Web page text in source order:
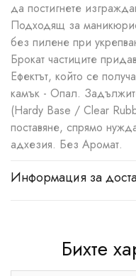
да постигнете
Подходящ за
без пилене при
Брокат частиците
Ефектът, който се
камък - Опал.
(Hardy Base / Clear
поставяне, спрямо
адхезия. Без Аромат.
Информация за
Бихте